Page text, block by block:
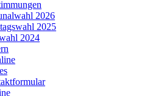
2026
2025
2024